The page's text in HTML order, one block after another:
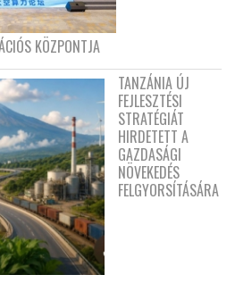
KÖZPONTJA
TANZÁNIA ÚJ
FEJLESZTÉSI
STRATÉGIÁT
HIRDETETT A
GAZDASÁGI
NÖVEKEDÉS
FELGYORSÍTÁSÁRA